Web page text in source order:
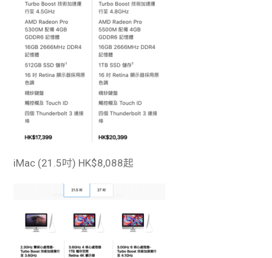
iMac (21.5吋) HK$8,088起